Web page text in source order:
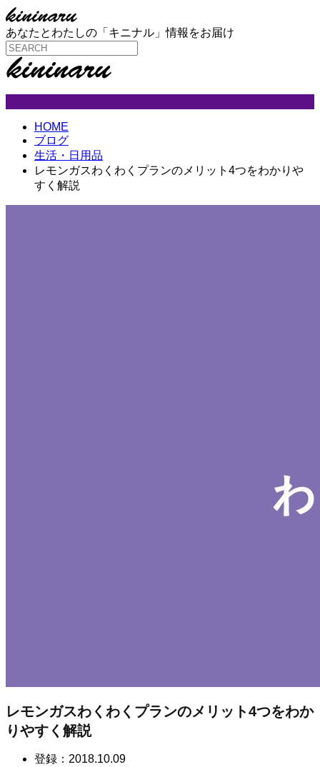
あなたとわたしの「キニナル」情報をお届け
HOME
ブログ
生活・日用品
レモンガスわくわくプランのメリット4つをわかりや
すく解説
レモンガスわくわくプランのメリット4つをわか
りやすく解説
登録： 2018.10.09